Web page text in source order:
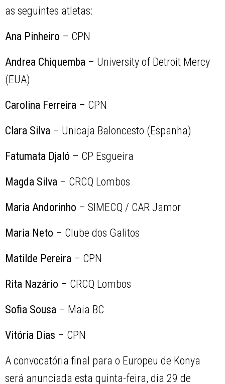
as seguintes atletas:
Ana Pinheiro – CPN
Andrea Chiquemba – University of Detroit Mercy
(EUA)
Carolina Ferreira – CPN
Clara Silva – Unicaja Baloncesto (Espanha)
Fatumata Djaló – CP Esgueira
Magda Silva – CRCQ Lombos
Maria Andorinho – SIMECQ / CAR Jamor
Maria Neto – Clube dos Galitos
Matilde Pereira – CPN
Rita Nazário – CRCQ Lombos
Sofia Sousa – Maia BC
Vitória Dias – CPN
A convocatória final para o Europeu de Konya
será anunciada esta quinta-feira, dia 29 de